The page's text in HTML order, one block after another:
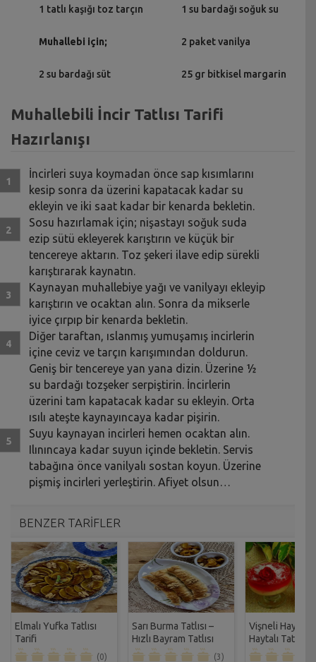
1 tatlı kaşığı toz tarçın
Muhallebi için;
2 su bardağı süt
1 su bardağı soğuk su
2 paket vanilya
25 gr bitkisel margarin
Muhallebili İncir Tatlısı Tarifi
Hazırlanışı
İncirleri suya koymadan önce sap kısımlarını
kesip sonra da üzerini kapatacak kadar su
ekleyin ve iki saat kadar bir kenarda bekletin.
Sosu hazırlamak için; nişastayı soğuk suda
ezip sütü ekleyerek karıştırın ve küçük bir
tencereye aktarın. Toz şekeri ilave edip sürekli
karıştırarak kaynatın.
Kaynayan muhallebiye yağı ve vanilyayı ekleyip
karıştırın ve ocaktan alın. Sonra da mikserle
iyice çırpıp bir kenarda bekletin.
Diğer taraftan, ıslanmış yumuşamış incirlerin
içine ceviz ve tarçın karışımından doldurun.
Geniş bir tencereye yan yana dizin. Üzerine ½
su bardağı tozşeker serpiştirin. İncirlerin
üzerini tam kapatacak kadar su ekleyin. Orta
ısılı ateşte kaynayıncaya kadar pişirin.
Suyu kaynayan incirleri hemen ocaktan alın.
Ilınıncaya kadar suyun içinde bekletin. Servis
tabağına önce vanilyalı sostan koyun. Üzerine
pişmiş incirleri yerleştirin. Afiyet olsun…
BENZER TARİFLER
Elmalı Yufka Tatlısı
Tarifi
(0)
Sarı Burma Tatlısı –
Hızlı Bayram Tatlısı
Tarifi
(3)
Vişneli
Haytalı Tatlısı